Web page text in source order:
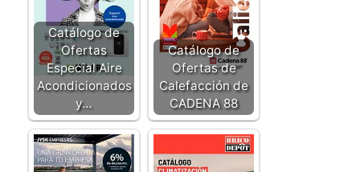
Catálogo de
Ofertas
Especial Aire
Acondicionados
y…
Catálogo de
Ofertas de
Calefacción de
CADENA 88